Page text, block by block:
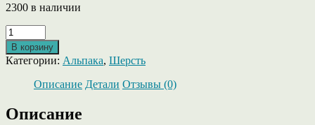
2300 в наличии
Количество
товара
Arthur
от
GiTiBi-
альпака
с
ланой
В корзину
Категории: Альпака, Шерсть
Описание Детали Отзывы (0)
Описание